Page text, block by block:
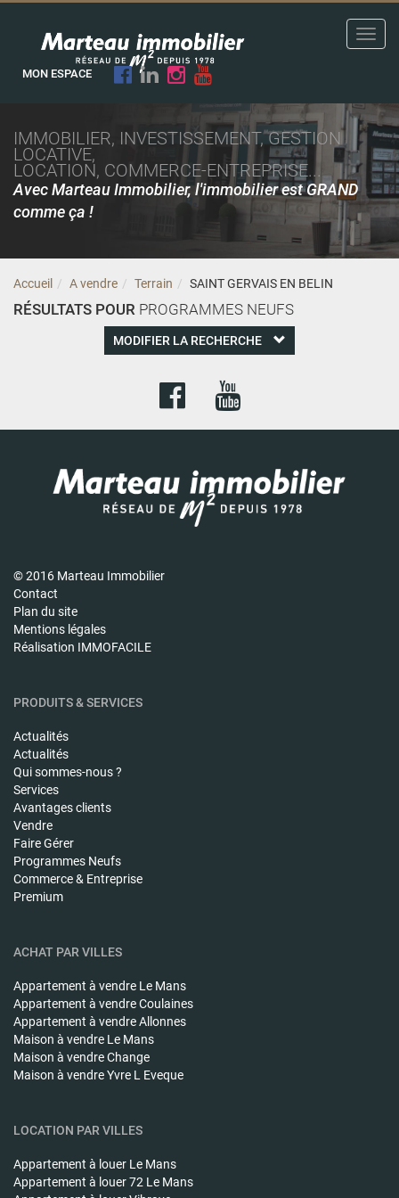
MON ESPACE
IMMOBILIER, INVESTISSEMENT, GESTION
LOCATIVE,
LOCATION, COMMERCE-ENTREPRISE...
Avec Marteau Immobilier, l'immobilier est GRAND
comme ça !
Accueil A vendre Terrain SAINT GERVAIS EN BELIN
RÉSULTATS POUR PROGRAMMES NEUFS
MODIFIER LA RECHERCHE
© 2016 Marteau Immobilier
Contact
Plan du site
Mentions légales
Réalisation IMMOFACILE
PRODUITS & SERVICES
Actualités
Actualités
Qui sommes-nous ?
Services
Avantages clients
Vendre
Faire Gérer
Programmes Neufs
Commerce & Entreprise
Premium
ACHAT PAR VILLES
Appartement à vendre Le Mans
Appartement à vendreCoulaines
Appartement à vendreAllonnes
Maison à vendre Le Mans
Maison à vendreChange
Maison à vendreYvre L Eveque
LOCATION PAR VILLES
Appartement à louer Le Mans
Appartement à louer72 Le Mans